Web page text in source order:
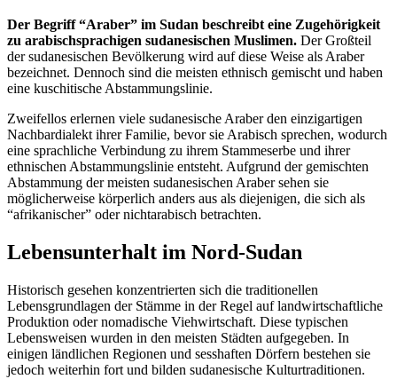
Der Begriff “Araber” im Sudan beschreibt eine Zugehörigkeit
zu arabischsprachigen sudanesischen Muslimen. Der Großteil
der sudanesischen Bevölkerung wird auf diese Weise als Araber
bezeichnet. Dennoch sind die meisten ethnisch gemischt und haben
eine kuschitische Abstammungslinie.
Zweifellos erlernen viele sudanesische Araber den einzigartigen
Nachbardialekt ihrer Familie, bevor sie Arabisch sprechen, wodurch
eine sprachliche Verbindung zu ihrem Stammeserbe und ihrer
ethnischen Abstammungslinie entsteht. Aufgrund der gemischten
Abstammung der meisten sudanesischen Araber sehen sie
möglicherweise körperlich anders aus als diejenigen, die sich als
“afrikanischer” oder nichtarabisch betrachten.
Lebensunterhalt im Nord-Sudan
Historisch gesehen konzentrierten sich die traditionellen
Lebensgrundlagen der Stämme in der Regel auf landwirtschaftliche
Produktion oder nomadische Viehwirtschaft. Diese typischen
Lebensweisen wurden in den meisten Städten aufgegeben. In
einigen ländlichen Regionen und sesshaften Dörfern bestehen sie
jedoch weiterhin fort und bilden sudanesische Kulturtraditionen.